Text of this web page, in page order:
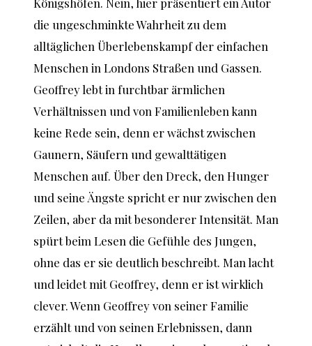
die ungeschminkte Wahrheit zu dem
alltäglichen Überlebenskampf der einfachen
Menschen in Londons Straßen und Gassen.
Geoffrey lebt in furchtbar ärmlichen
Verhältnissen und von Familienleben kann
keine Rede sein, denn er wächst zwischen
Gaunern, Säufern und gewalttätigen
Menschen auf. Über den Dreck, den Hunger
und seine Ängste spricht er nur zwischen den
Zeilen, aber da mit besonderer Intensität. Man
spürt beim Lesen die Gefühle des Jungen,
ohne das er sie deutlich beschreibt. Man lacht
und leidet mit Geoffrey, denn er ist wirklich
clever. Wenn Geoffrey von seiner Familie
erzählt und von seinen Erlebnissen, dann